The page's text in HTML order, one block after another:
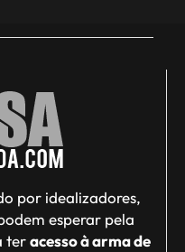
por idealizadores,
esperar pela
teracesso à arma de